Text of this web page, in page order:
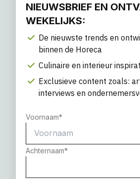
NIEUWSBRIEF EN
WEKELIJKS:
De nieuwste trends en
binnen de Horeca
Culinaire en interieur
Exclusieve content zoals:
interviews en
Voornaam*
Achternaam*